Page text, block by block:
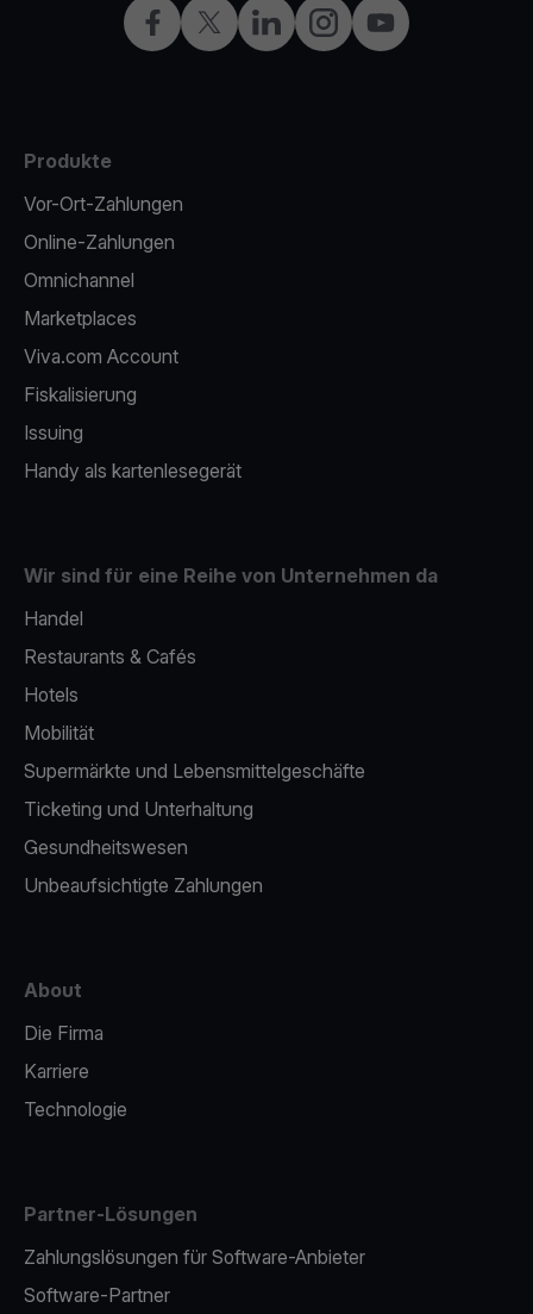
Facebook
X LinkedInInstagramYouTube
Produkte
Vor-Ort-Zahlungen
Online-Zahlungen
Omnichannel
Marketplaces
Viva.com Account
Fiskalisierung
Issuing
Handy als kartenlesegerät
Wir sind für eine Reihe von Unternehmen da
Handel
Restaurants & Cafés
Hotels
Mobilität
Supermärkte und Lebensmittelgeschäfte
Ticketing und Unterhaltung
Gesundheitswesen
Unbeaufsichtigte Zahlungen
About
Die Firma
Karriere
Technologie
Partner-Lösungen
Zahlungslösungen für Software-Anbieter
Software-Partner